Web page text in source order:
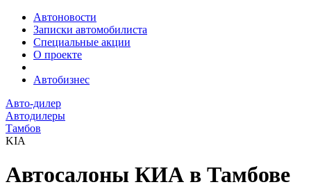
Автоновости
Записки автомобилиста
Специальные акции
О проекте
Автобизнес
Авто-дилер
Автодилеры
Тамбов
KIA
Автосалоны КИА в Тамбове